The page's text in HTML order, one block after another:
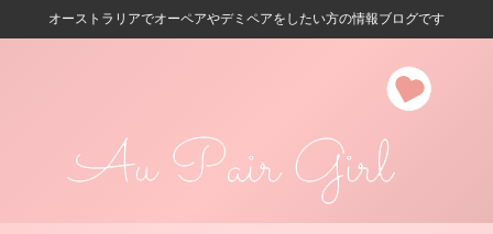
オーストラリアでオーペアやデミペアをしたい方の情報ブログです